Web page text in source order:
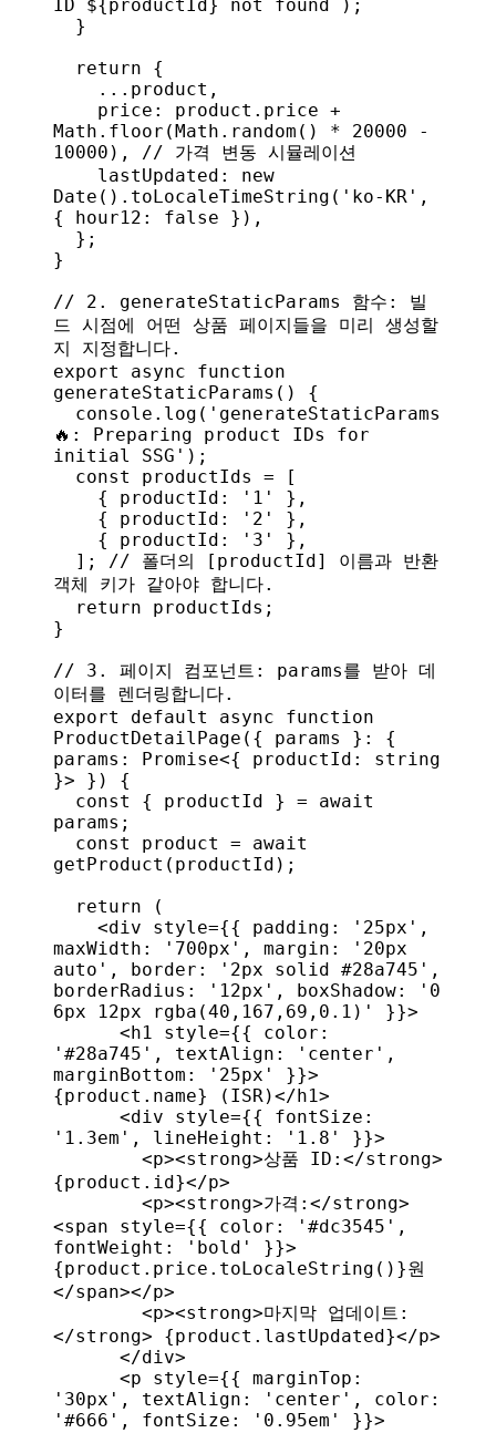
ID ${ productId } not found`
);
  }
  return
{
    ...
product ,
    price:
product . price
Math . floor ( Math . random () * 20000
10000 ), // 가격 변동 시뮬레이션
    lastUpdated:
new
Date (). toLocaleTimeString ( 'ko-KR' ,
{
hour12: false }),
  };
}
// 2. generateStaticParams 함수: 빌
드 시점에 어떤 상품 페이지들을 미리 생성할
지 지정합니다.
export
async function
generateStaticParams () {
  console
. log ( 'generateStaticParams
🔥: Preparing product IDs for
initial SSG' );
  const
productIds
= [
    {
productId: '1'
},
    {
productId: '2'
},
    {
productId: '3'
},
  ];
// 폴더의 [productId] 이름과 반환
객체 키가 같아야 합니다.
  return
productIds ;
}
// 3. 페이지 컴포넌트: params를 받아 데
이터를 렌더링합니다.
export
default async function
ProductDetailPage ({ params
params : Promise<{ productId : string
}> }) {
  const
{ productId } = await
params ;
  const
product = await
getProduct ( productId );
  return
(
    <
div style={{ padding: '25px'
maxWidth:
'700px' , margin:
'20px
auto' , border: '2px solid #28a745'
borderRadius:
'12px' , boxShadow:
'0
6px 12px rgba(40,167,69,0.1)'
}}>
      <
h1 style={{ color:
'#28a745' , textAlign: 'center'
marginBottom:
'25px' }}>
{product . name} (ISR)</ h1>
      <
div style={{ fontSize:
'1.3em' , lineHeight: '1.8' }}>
        <
p><strong>상품 ID: </strong>
{product . id }</p>
        <
p><strong>가격: </strong>
<span style={{ color: '#dc3545'
fontWeight:
'bold' }}>
{product . price . toLocaleString () }원
</span></p>
        <
p><strong>마지막 업데이트:
</strong> {product . lastUpdated }</p>
      </
div>
      <
p style={{ marginTop:
'30px' , textAlign: 'center' , color:
'#666' , fontSize: '0.95em' }}>